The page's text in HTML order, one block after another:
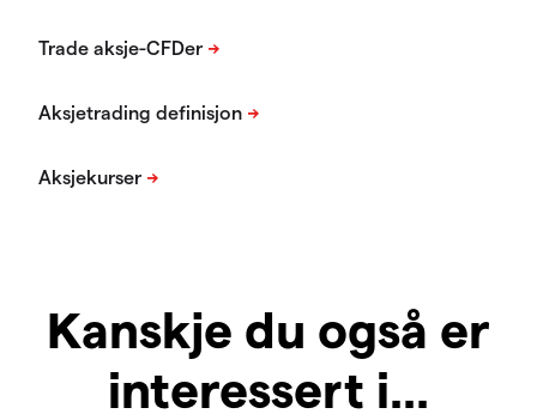
Kanskje du også er
interessert i...